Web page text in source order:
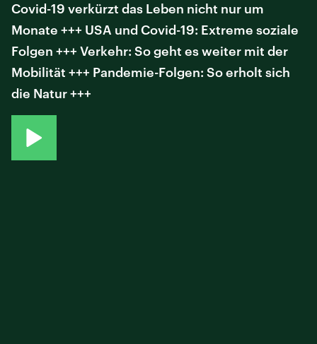
Covid-19 verkürzt das Leben nicht nur um
Monate +++ USA und Covid-19: Extreme soziale
Folgen +++ Verkehr: So geht es weiter mit der
Mobilität +++ Pandemie-Folgen: So erholt sich
die Natur +++